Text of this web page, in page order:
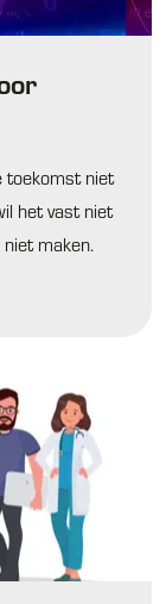
toekomst niet
het vast niet
maken.